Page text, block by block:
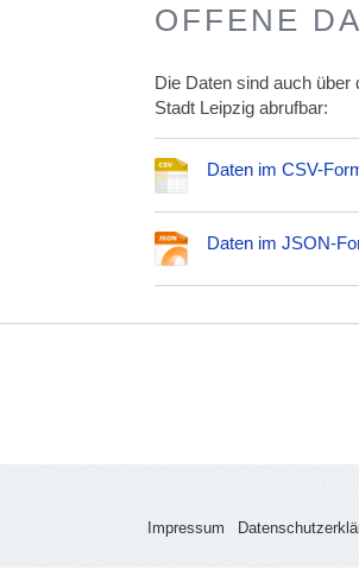
OFFENE
Die Daten sind auch
Stadt Leipzig abrufbar:
Daten im CSV-
Daten im JSON-
Impressum